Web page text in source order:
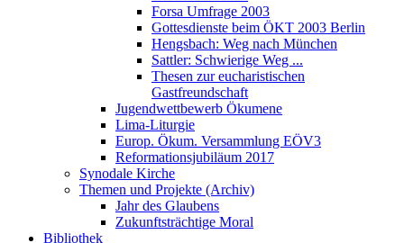
Forsa Umfrage 2003
Gottesdienste beim ÖKT 2003 Berlin
Hengsbach: Weg nach München
Sattler: Schwierige Weg ...
Thesen zur eucharistischen
Gastfreundschaft
Jugendwettbewerb Ökumene
Lima-Liturgie
Europ. Ökum. Versammlung EÖV3
Reformationsjubiläum 2017
Synodale Kirche
Themen und Projekte (Archiv)
Jahr des Glaubens
Zukunftsträchtige Moral
Bibliothek